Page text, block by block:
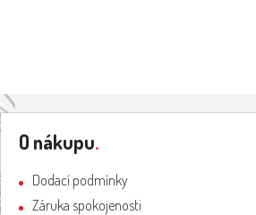
Z
a
t
O nákupu.
Dodací podmínky
Záruka spokojenosti